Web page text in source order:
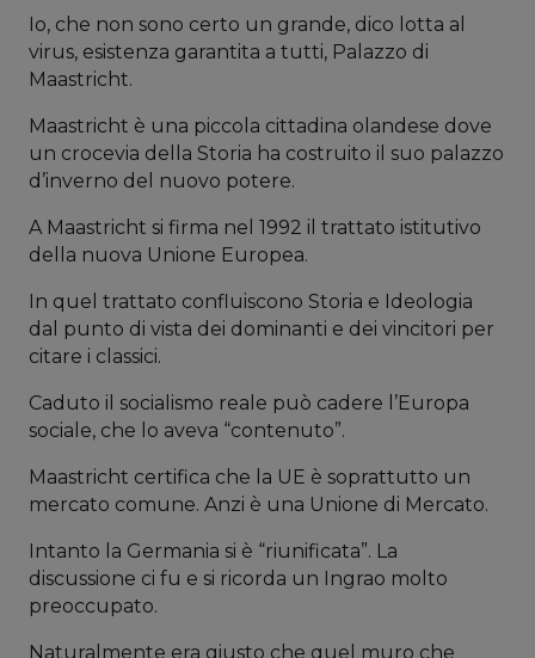
Io, che non sono certo un grande, dico lotta al
virus, esistenza garantita a tutti, Palazzo di
Maastricht.
Maastricht è una piccola cittadina olandese dove
un crocevia della Storia ha costruito il suo palazzo
d’inverno del nuovo potere.
A Maastricht si firma nel 1992 il trattato istitutivo
della nuova Unione Europea.
In quel trattato confluiscono Storia e Ideologia
dal punto di vista dei dominanti e dei vincitori per
citare i classici.
Caduto il socialismo reale può cadere l’Europa
sociale, che lo aveva “contenuto”.
Maastricht certifica che la UE è soprattutto un
mercato comune. Anzi è una Unione di Mercato.
Intanto la Germania si è “riunificata”. La
discussione ci fu e si ricorda un Ingrao molto
preoccupato.
Naturalmente era giusto che quel muro che